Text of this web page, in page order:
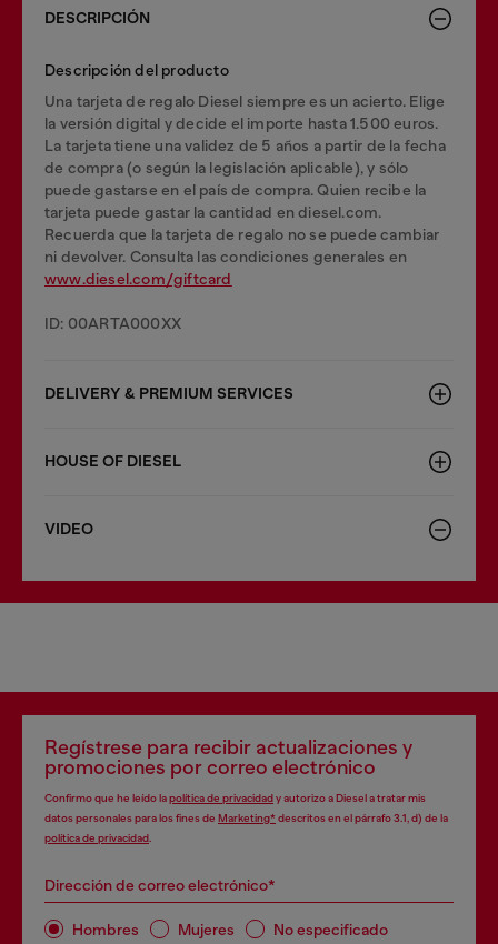
DESCRIPCIÓN
Descripción del producto
Una tarjeta de regalo Diesel siempre es un acierto. Elige
la versión digital y decide el importe hasta 1.500 euros.
La tarjeta tiene una validez de 5 años a partir de la fecha
de compra (o según la legislación aplicable), y sólo
puede gastarse en el país de compra. Quien recibe la
tarjeta puede gastar la cantidad en diesel.com.
Recuerda que la tarjeta de regalo no se puede cambiar
ni devolver. Consulta las condiciones generales en
www.diesel.com/giftcard
ID: 00ARTA000XX
DELIVERY & PREMIUM SERVICES
HOUSE OF DIESEL
VIDEO
Regístrese para recibir actualizaciones y
promociones por correo electrónico
Confirmo que he leído lapolítica de privacidady autorizo a Diesel a tratar mis
datos personales para los fines de Marketing*descritos en el párrafo 3.1, d) de la
política de privacidad
Dirección de correo electrónico*
Hombres Mujeres No especificado